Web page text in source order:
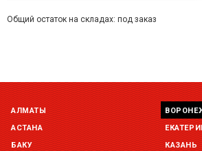
Симферополь склад (г. Симферополь,
остаток:под заказ
Склад Екатеринбург (г. Екатеринбург,
остаток:под заказ
Общий остаток на складах: под заказ
АЛМАТЫ
АСТАНА
БАКУ
КАЗАНЬ